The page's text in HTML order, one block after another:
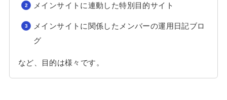
メインサイトに連動した特別目的サイト
メインサイトに関係したメンバーの運用日記ブロ
グ
など、目的は様々です。